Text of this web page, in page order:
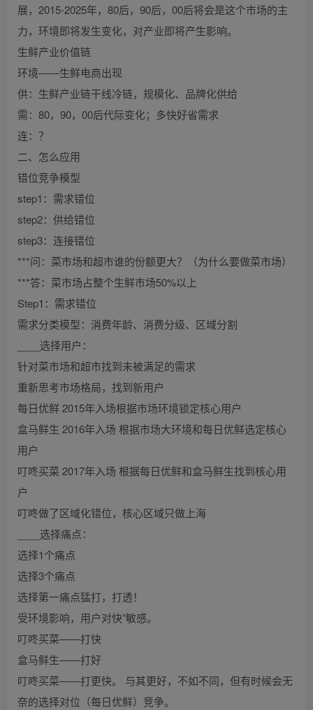
展，2015-2025年，80后，90后，00后将会是这个市场的主
力，环境即将发生变化，对产业即将产生影响。
生鲜产业价值链
环境——生鲜电商出现
供：生鲜产业链干线冷链，规模化、品牌化供给
需：80，90，00后代际变化；多快好省需求
连：？
二、怎么应用
错位竞争模型
step1：需求错位
step2：供给错位
step3：连接错位
***问：菜市场和超市谁的份额更大？（为什么要做菜市场）
***答：菜市场占整个生鲜市场50%以上
Step1：需求错位
需求分类模型：消费年龄、消费分级、区域分割
____选择用户：
针对菜市场和超市找到未被满足的需求
重新思考市场格局，找到新用户
每日优鲜 2015年入场根据市场环境锁定核心用户
盒马鲜生 2016年入场 根据市场大环境和每日优鲜选定核心
用户
叮咚买菜 2017年入场 根据每日优鲜和盒马鲜生找到核心用
户
叮咚做了区域化错位，核心区域只做上海
____选择痛点：
选择1个痛点
选择3个痛点
选择第一痛点猛打，打透！
受环境影响，用户对快”敏感。
叮咚买菜——打快
盒马鲜生——打好
叮咚买菜——打更快。 与其更好，不如不同，但有时候会无
奈的选择对位（每日优鲜）竞争。